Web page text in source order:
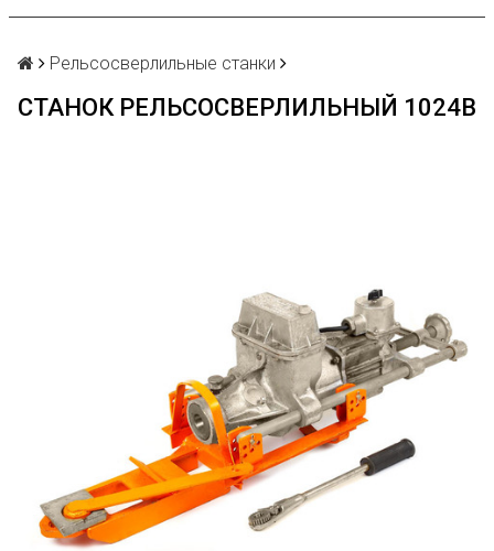
Рельсосверлильные станки
СТАНОК РЕЛЬСОСВЕРЛИЛЬНЫЙ 1024В